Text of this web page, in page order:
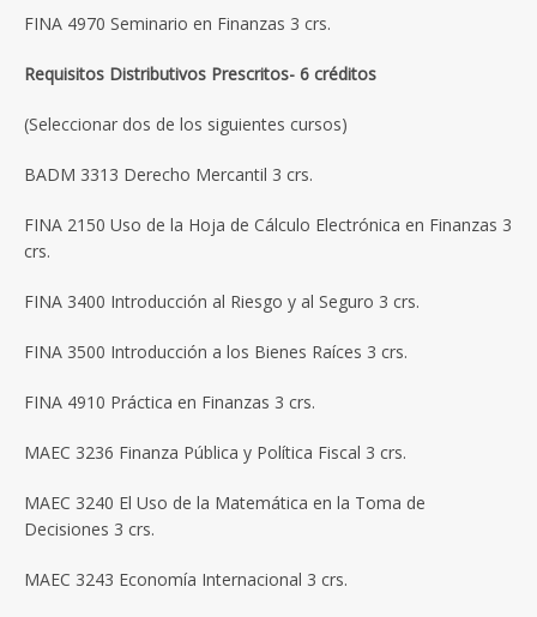
FINA 4970 Seminario en Finanzas 3 crs.
Requisitos Distributivos Prescritos- 6 créditos
(Seleccionar dos de los siguientes cursos)
BADM 3313 Derecho Mercantil 3 crs.
FINA 2150 Uso de la Hoja de Cálculo Electrónica en Finanzas 3
crs.
FINA 3400 Introducción al Riesgo y al Seguro 3 crs.
FINA 3500 Introducción a los Bienes Raíces 3 crs.
FINA 4910 Práctica en Finanzas 3 crs.
MAEC 3236 Finanza Pública y Política Fiscal 3 crs.
MAEC 3240 El Uso de la Matemática en la Toma de
Decisiones 3 crs.
MAEC 3243 Economía Internacional 3 crs.